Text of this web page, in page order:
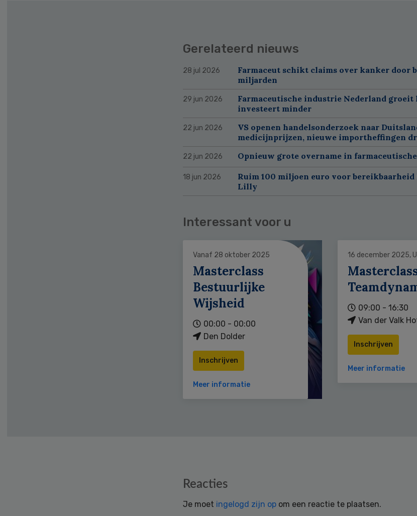
Gerelateerd nieuws
28 jul 2026
Farmaceut schikt claims over kanker door
miljarden
29 jun 2026
Farmaceutische industrie Nederland groeit
investeert minder
22 jun 2026
VS openen handelsonderzoek naar
medicijnprijzen, nieuwe importheffingen
22 jun 2026 Opnieuw grote overname in
18 jun 2026
Ruim 100 miljoen euro voor
Lilly
Interessant voor u
Vanaf 28 oktober 2025
Masterclass
Bestuurlijke
Wijsheid
00:00 - 00:00
Den Dolder
Inschrijven
Meer informatie
16 december 2025,
09:00 - 16:30
Van der Valk
Inschrijven
Meer informatie
Reacties
Je moet ingelogd zijn op om een reactie te plaatsen.